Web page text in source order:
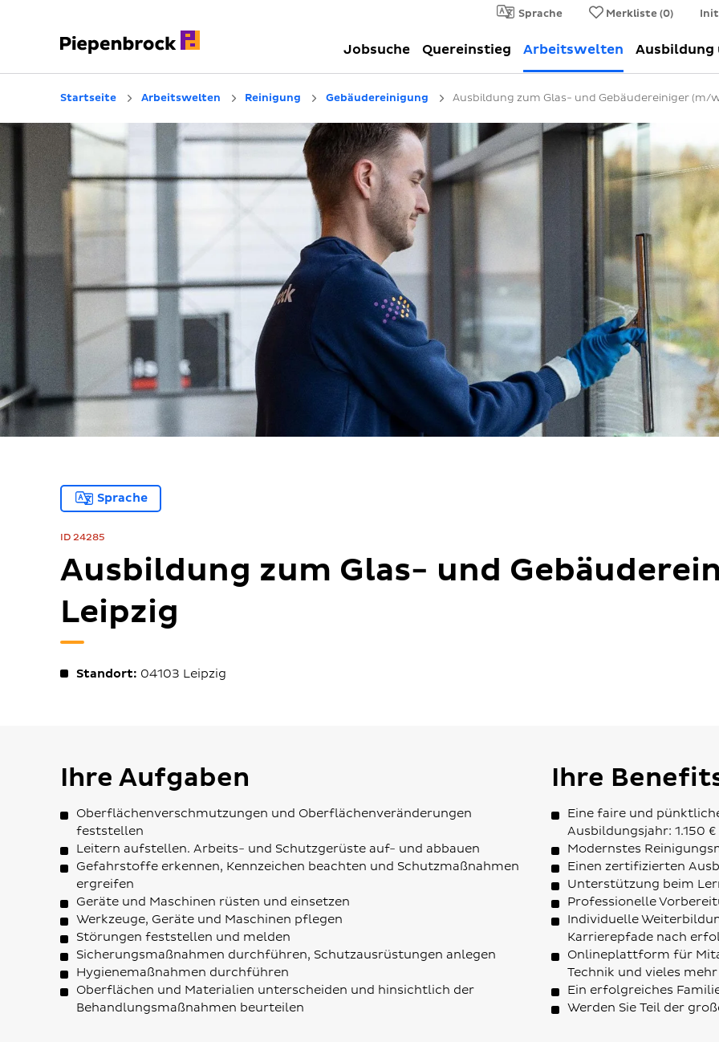
Sprache Merkliste (0)
Jobsuche Quereinstieg Arbeitswelten Ausbildung
Startseite Arbeitswelten Reinigung Gebäudereinigung Ausbildung zum Glas- und Gebäudereiniger (m/
Sprache
ID 24285
Ausbildung zum Glas- und
Leipzig
Standort: 04103 Leipzig
Ihre Aufgaben
Oberflächenverschmutzungen und Oberflächenveränderungen
feststellen
Leitern aufstellen. Arbeits- und Schutzgerüste auf- und abbauen
Gefahrstoffe erkennen, Kennzeichen beachten und Schutzmaßnahmen
ergreifen
Geräte und Maschinen rüsten und einsetzen
Werkzeuge, Geräte und Maschinen pflegen
Störungen feststellen und melden
Sicherungsmaßnahmen durchführen, Schutzausrüstungen anlegen
Hygienemaßnahmen durchführen
Oberflächen und Materialien unterscheiden und hinsichtlich der
Behandlungsmaßnahmen beurteilen
Ihre
Eine faire und
Ausbildungsjahr: 1.150
Modernstes
Einen zertifizierten
Unterstützung beim
Professionelle
Individuelle
Karrierepfade nach
Onlineplattform für
Technik und vieles mehr
Ein erfolgreiches
Werden Sie Teil der